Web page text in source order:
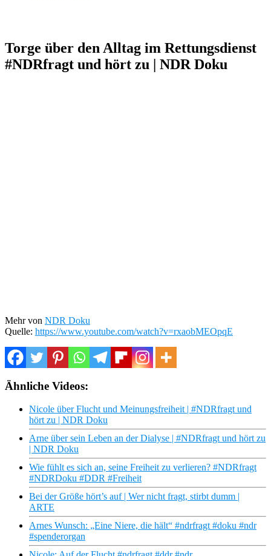
Torge über den Alltag im Rettungsdienst
#NDRfragt und hört zu | NDR Doku
Mehr von NDR Doku
Quelle: https://www.youtube.com/watch?v=rxaobMEOpqE
Ähnliche Videos:
Nicole über Flucht und Meinungsfreiheit | #NDRfragt und
hört zu | NDR Doku
Arne über sein Leben an der Dialyse | #NDRfragt und hört zu
| NDR Doku
Wie fühlt es sich an, seine Freiheit zu verlieren? #NDRfragt
#NDRDoku #DDR #Freiheit
Bei der Größe hört’s auf | Wer nicht fragt, stirbt dumm |
ARTE
Arnes Wunsch: „Eine Niere, die hält“ #ndrfragt #doku #ndr
#spenderorgan